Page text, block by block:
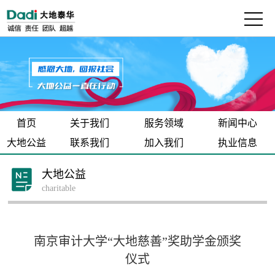
首页 关于我们 服务领域
新闻中心
大地公益
联系我们 加入我们 执业信息
大地公益
charitable
南京审计大学“大地慈善”奖助学金颁奖
仪式